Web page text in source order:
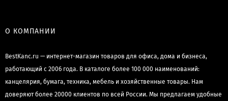
О КОМПАНИИ
BestKanc.ru — интернет-магазин товаров для офиса, дома и бизнеса,
работающий с 2006 года. В каталоге более 100 000 наименований:
канцелярия, бумага, техника, мебель и хозяйственные товары. Нам
доверяют более 20000 клиентов по всей России. Мы предлагаем удобные